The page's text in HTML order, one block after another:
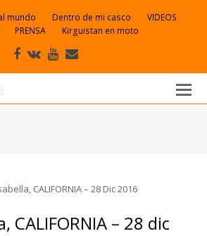
mundo Dentro de mi casco
VIDEOS
PRENSA Kirguistan en moto
Facebook
VK Youtube
electrónico
CALIFORNIA – 28 dic